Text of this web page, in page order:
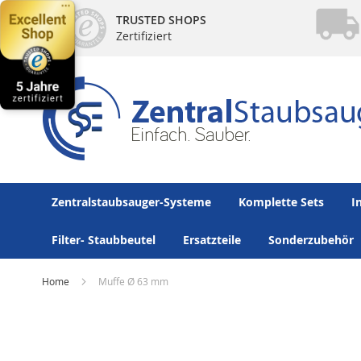
Direkt
zum
Inhalt
TRUSTED SHOPS
Zertifiziert
Zentralstaubsauger-Systeme Komplette Sets
Filter- Staubbeutel Ersatzteile Sonderzubehör
Home Muffe Ø 63 mm